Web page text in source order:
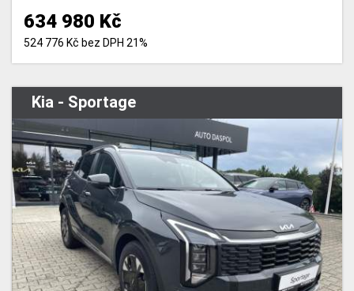
634 980 Kč
524 776 Kč bez DPH 21%
Kia - Sportage